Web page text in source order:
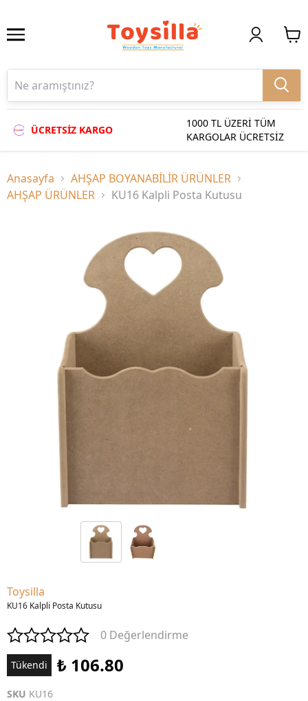
ÜCRETSİZ KARGO
1000 TL ÜZERİ TÜM
KARGOLAR ÜCRETSİZ
Anasayfa
AHŞAP BOYANABİLİR ÜRÜNLER
AHŞAP ÜRÜNLER
KU16 Kalpli Posta Kutusu
Toysilla
KU16 Kalpli Posta Kutusu
0 Değerlendirme
Tükendi ₺ 106.80
SKU KU16